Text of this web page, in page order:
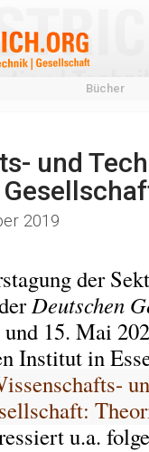
Bücher
und
2019
der
Deutschen
15. Mai
Institut in
u.a.